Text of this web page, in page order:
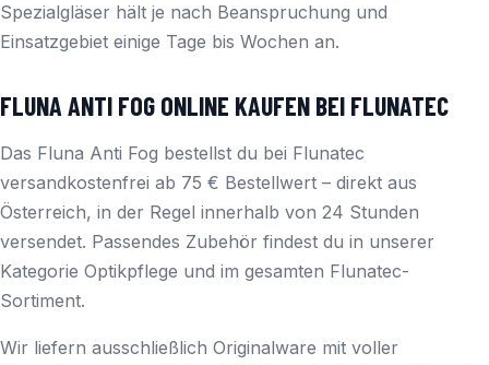
Spezialgläser hält je nach Beanspruchung und
Einsatzgebiet einige Tage bis Wochen an.
FLUNA ANTI FOG ONLINE KAUFEN BEI FLUNATEC
Das Fluna Anti Fog bestellst du bei Flunatec
versandkostenfrei ab 75 € Bestellwert – direkt aus
Österreich, in der Regel innerhalb von 24 Stunden
versendet. Passendes Zubehör findest du in unserer
Kategorie Optikpflege und im gesamten Flunatec-
Sortiment.
Wir liefern ausschließlich Originalware mit voller